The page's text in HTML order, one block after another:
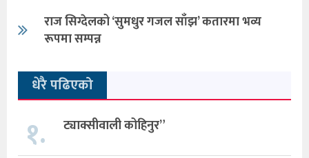
राज सिग्देलको ‘सुमधुर गजल साँझ’ कतारमा भव्य
रूपमा सम्पन्न
धेरै पढिएको
१. ट्याक्सीवाली कोहिनुर”